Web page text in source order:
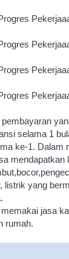
selama 1
ke-1. Dalam
mendapatkan
listrik yang
jasa
rumah.